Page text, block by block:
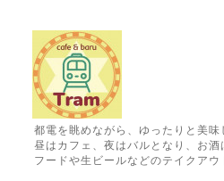
都電を眺めながら、ゆったりと美味
昼はカフェ、夜はバルとなり、お酒
フードや生ビールなどのテイクア